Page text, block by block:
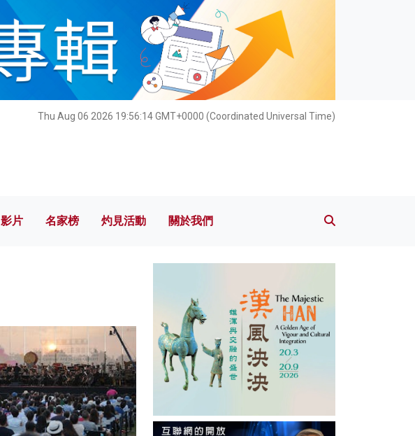
Thu Aug 06 2026 19:56:16 GMT+0000 (Coordinated Universal Time)
影片 名家榜 灼見活動 關於我們
影片 名家榜 灼見活動 關於我們